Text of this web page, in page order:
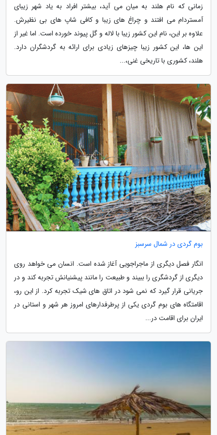
زمانی که نام هلند به میان می آید، بیشتر افراد به یاد شهر زیبای
آمستردام می افتند و چراغ های زیبا و کافی شاپ های بی نظیرش.
علاوه بر این، نام این کشور زیبا با لاله و گل پیوند خورده است. اما غیر از
این ها، این کشور زیبا چیزهای زیادی برای ارائه به گردشگران دارد.
هلند، کشوری با تاریخی غنی،...
بوم گردی در شمال سرسبز
انگار فصل دیگری از ماجراجویی آغاز شده است. انسان می خواهد روی
دیگری از گردشگری را ببیند و طبیعت را مانند پیشنیانش تجربه کند و در
جریانی قرار گیرد که نمی شود در اتاق های شیک تجربه کرد. از این رو،
اقامتگاه های بوم گردی یکی از پرطرفدارهای امروز هر شهر و استانی در
ایران برای اقامت در...